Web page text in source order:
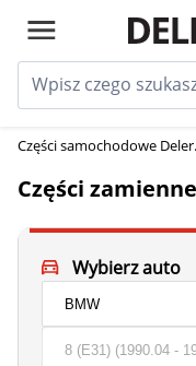
Części samochodowe
Części
Wybierz auto